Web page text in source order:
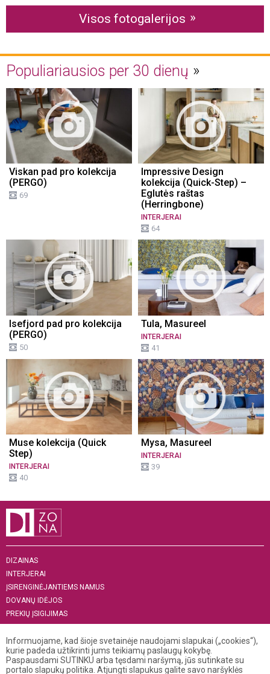
Visos fotogalerijos
Populiariausios per 30 dienų
Viskan pad pro kolekcija
(PERGO)
69
Impressive Design
kolekcija (Quick-Step) –
Eglutės raštas
(Herringbone)
INTERJERAI
64
Isefjord pad pro kolekcija
(PERGO)
50
Tula, Masureel
INTERJERAI
41
Muse kolekcija (Quick
Step)
INTERJERAI
40
Mysa, Masureel
INTERJERAI
39
DIZAINAS
INTERJERAI
ĮSIRENGINĖJANTIEMS NAMUS
DOVANŲ IDĖJOS
PREKIŲ ĮSIGIJIMAS
„MENAS INTERJERUI 2019“
+370 521 04 141
info@dizona.lt
Informuojame, kad šioje svetainėje naudojami slapukai („cookies“),
kurie padeda užtikrinti jums teikiamų paslaugų kokybę.
Paspausdami SUTINKU arba tęsdami naršymą, jūs sutinkate su
portalo slapukų politika. Atjungti slapukus galite savo naršyklės